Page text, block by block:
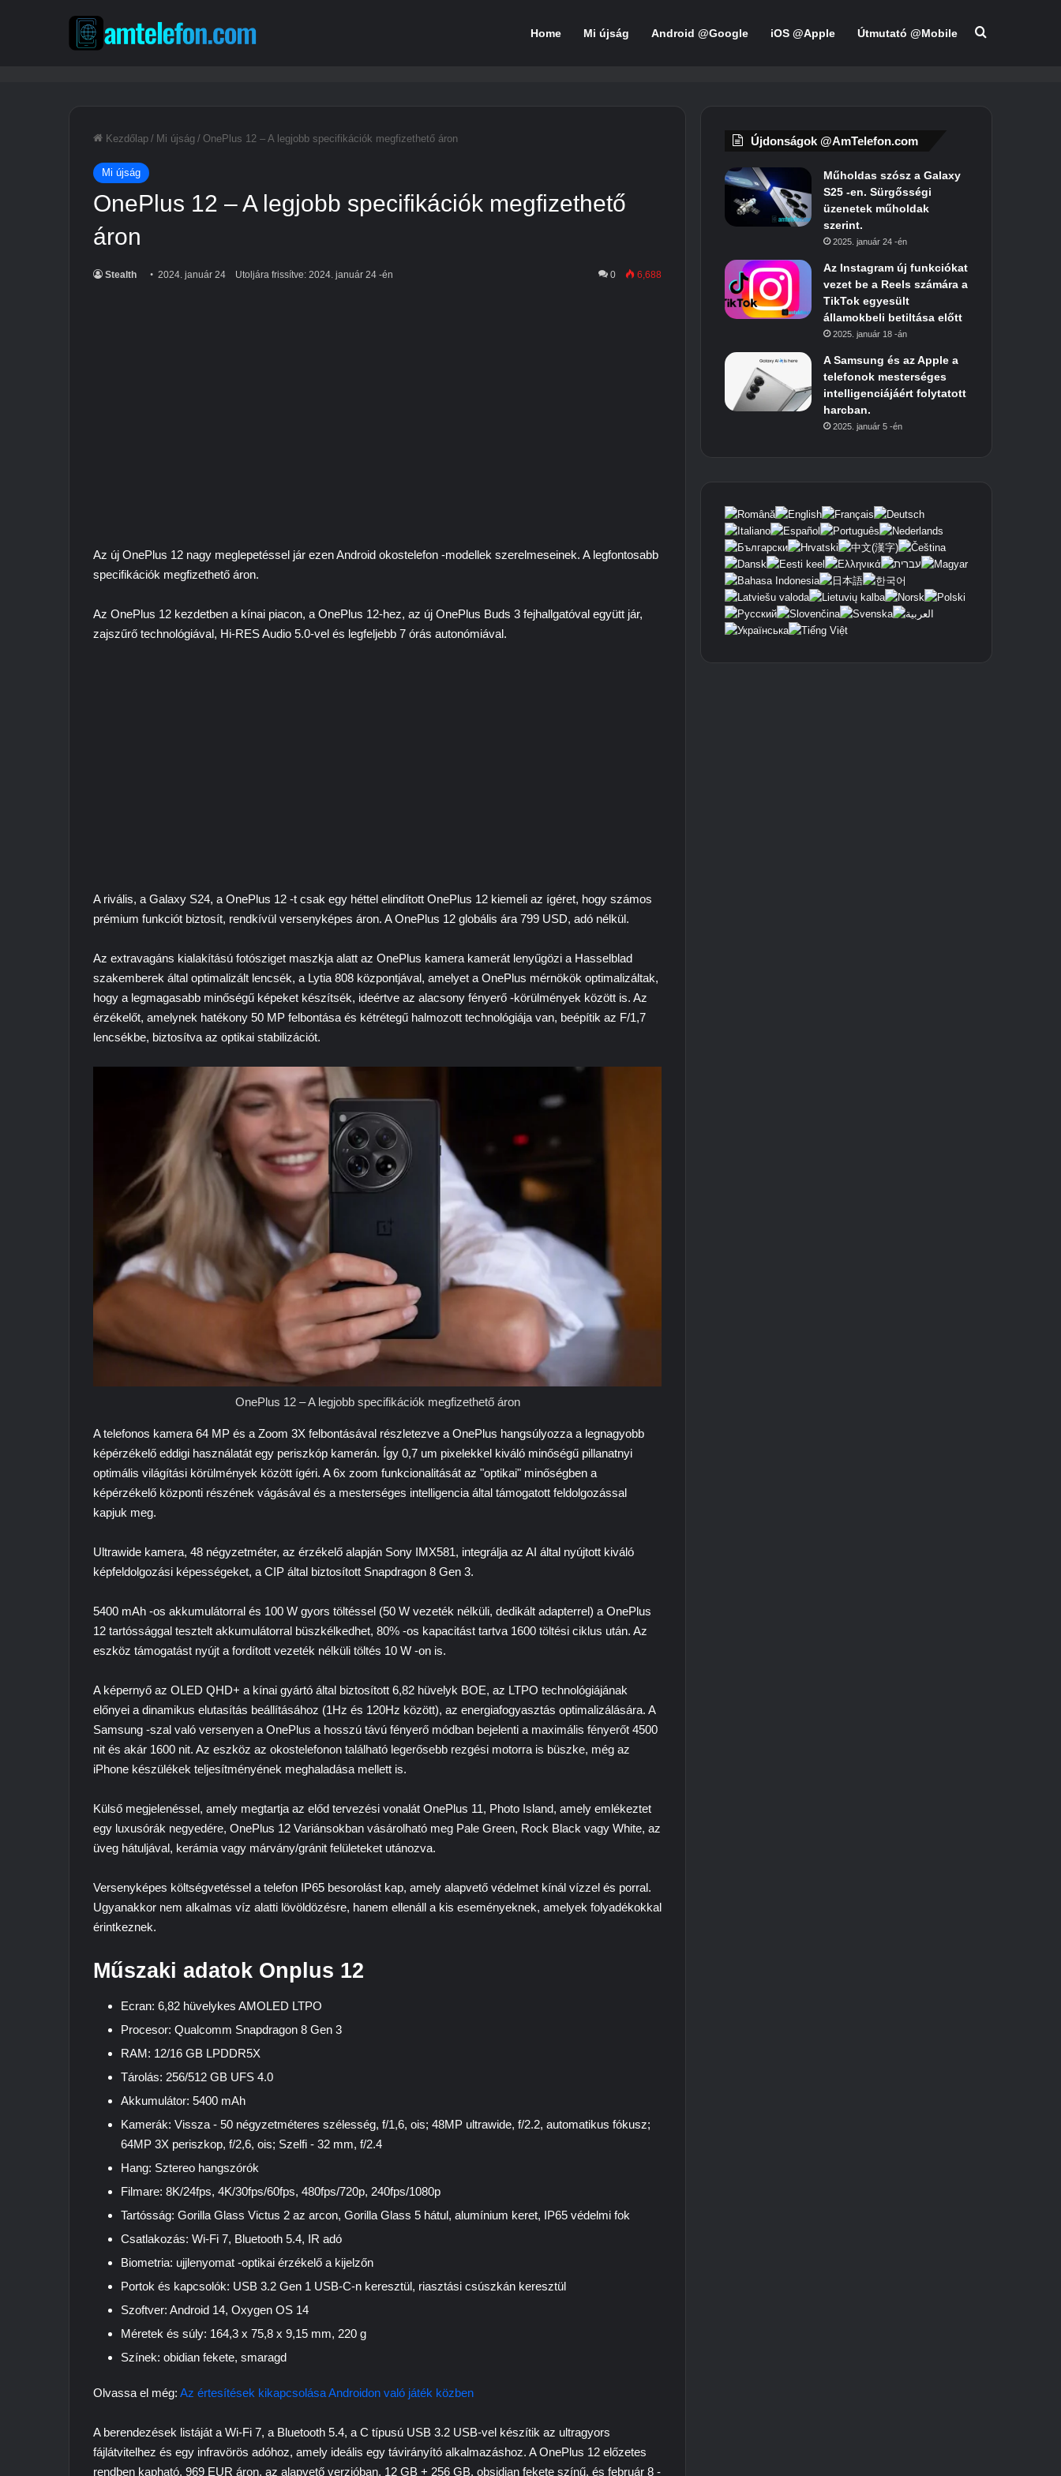
Home Mi újság Android @Google iOS @Apple Útmutató @Mobile
Kezdőlap / Mi újság / OnePlus 12 – A legjobb specifikációk megfizethető áron
Mi újság
OnePlus 12 – A legjobb specifikációk megfizethető
áron
Stealth 2024. január 24 Utoljára frissítve: 2024. január 24 -én 0 6,688
Az új OnePlus 12 nagy meglepetéssel jár ezen Android okostelefon -modellek szerelmeseinek. A legfontosabb
specifikációk megfizethető áron.
Az OnePlus 12 kezdetben a kínai piacon, a OnePlus 12-hez, az új OnePlus Buds 3 fejhallgatóval együtt jár,
zajszűrő technológiával, Hi-RES Audio 5.0-vel és legfeljebb 7 órás autonómiával.
A rivális, a Galaxy S24, a OnePlus 12 -t csak egy héttel elindított OnePlus 12 kiemeli az ígéret, hogy számos
prémium funkciót biztosít, rendkívül versenyképes áron. A OnePlus 12 globális ára 799 USD, adó nélkül.
Az extravagáns kialakítású fotósziget maszkja alatt az OnePlus kamera kamerát lenyűgözi a Hasselblad
szakemberek által optimalizált lencsék, a Lytia 808 központjával, amelyet a OnePlus mérnökök optimalizáltak,
hogy a legmagasabb minőségű képeket készítsék, ideértve az alacsony fényerő -körülmények között is. Az
érzékelőt, amelynek hatékony 50 MP felbontása és kétrétegű halmozott technológiája van, beépítik az F/1,7
lencsékbe, biztosítva az optikai stabilizációt.
OnePlus 12 – A legjobb specifikációk megfizethető áron
A telefonos kamera 64 MP és a Zoom 3X felbontásával részletezve a OnePlus hangsúlyozza a legnagyobb
képérzékelő eddigi használatát egy periszkóp kamerán. Így 0,7 um pixelekkel kiváló minőségű pillanatnyi
optimális világítási körülmények között ígéri. A 6x zoom funkcionalitását az "optikai" minőségben a
képérzékelő központi részének vágásával és a mesterséges intelligencia által támogatott feldolgozással
kapjuk meg.
Ultrawide kamera, 48 négyzetméter, az érzékelő alapján Sony IMX581, integrálja az AI által nyújtott kiváló
képfeldolgozási képességeket, a CIP által biztosított Snapdragon 8 Gen 3.
5400 mAh -os akkumulátorral és 100 W gyors töltéssel (50 W vezeték nélküli, dedikált adapterrel) a OnePlus
12 tartóssággal tesztelt akkumulátorral büszkélkedhet, 80% -os kapacitást tartva 1600 töltési ciklus után. Az
eszköz támogatást nyújt a fordított vezeték nélküli töltés 10 W -on is.
A képernyő az OLED QHD+ a kínai gyártó által biztosított 6,82 hüvelyk BOE, az LTPO technológiájának
előnyei a dinamikus elutasítás beállításához (1Hz és 120Hz között), az energiafogyasztás optimalizálására. A
Samsung -szal való versenyen a OnePlus a hosszú távú fényerő módban bejelenti a maximális fényerőt 4500
nit és akár 1600 nit. Az eszköz az okostelefonon található legerősebb rezgési motorra is büszke, még az
iPhone készülékek teljesítményének meghaladása mellett is.
Külső megjelenéssel, amely megtartja az előd tervezési vonalát OnePlus 11, Photo Island, amely emlékeztet
egy luxusórák negyedére, OnePlus 12 Variánsokban vásárolható meg Pale Green, Rock Black vagy White, az
üveg hátuljával, kerámia vagy márvány/gránit felületeket utánozva.
Versenyképes költségvetéssel a telefon IP65 besorolást kap, amely alapvető védelmet kínál vízzel és porral.
Ugyanakkor nem alkalmas víz alatti lövöldözésre, hanem ellenáll a kis eseményeknek, amelyek folyadékokkal
érintkeznek.
Műszaki adatok Onplus 12
Ecran: 6,82 hüvelykes AMOLED LTPO
Procesor: Qualcomm Snapdragon 8 Gen 3
RAM: 12/16 GB LPDDR5X
Tárolás: 256/512 GB UFS 4.0
Akkumulátor: 5400 mAh
Kamerák: Vissza - 50 négyzetméteres szélesség, f/1,6, ois; 48MP ultrawide, f/2.2, automatikus fókusz;
64MP 3X periszkop, f/2,6, ois; Szelfi - 32 mm, f/2.4
Hang: Sztereo hangszórók
Filmare: 8K/24fps, 4K/30fps/60fps, 480fps/720p, 240fps/1080p
Tartósság: Gorilla Glass Victus 2 az arcon, Gorilla Glass 5 hátul, alumínium keret, IP65 védelmi fok
Csatlakozás: Wi-Fi 7, Bluetooth 5.4, IR adó
Biometria: ujjlenyomat -optikai érzékelő a kijelzőn
Portok és kapcsolók: USB 3.2 Gen 1 USB-C-n keresztül, riasztási csúszkán keresztül
Szoftver: Android 14, Oxygen OS 14
Méretek és súly: 164,3 x 75,8 x 9,15 mm, 220 g
Színek: obidian fekete, smaragd
Olvassa el még: Az értesítések kikapcsolása Androidon való játék közben
A berendezések listáját a Wi-Fi 7, a Bluetooth 5.4, a C típusú USB 3.2 USB-vel készítik az ultragyors
fájlátvitelhez és egy infravörös adóhoz, amely ideális egy távirányító alkalmazáshoz. A OnePlus 12 előzetes
rendben kapható, 969 EUR áron, az alapvető verzióban, 12 GB + 256 GB, obsidian fekete színű, és február 8 -
Újdonságok @AmTelefon.com
Műholdas szósz a Galaxy
S25 -en. Sürgősségi
üzenetek műholdak
szerint.
2025. január 24 -én
Az Instagram új funkciókat
vezet be a Reels számára a
TikTok egyesült
államokbeli betiltása előtt
2025. január 18 -án
A Samsung és az Apple a
telefonok mesterséges
intelligenciájáért folytatott
harcban.
2025. január 5 -én